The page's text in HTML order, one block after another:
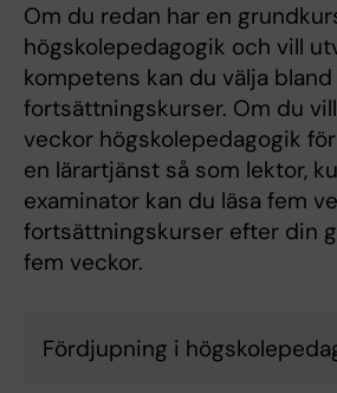
Om du redan har en
högskolepedagogik och vill
kompetens kan du välja bland
fortsättningskurser. Om du
veckor högskolepedagogik
en lärartjänst så som lektor,
examinator kan du läsa fem
fortsättningskurser efter din
fem veckor.
Fördjupning i